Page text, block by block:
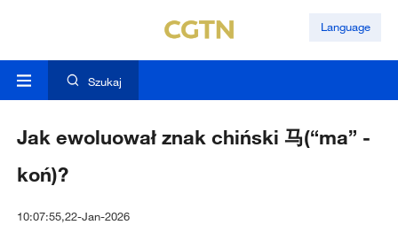
Language
Szukaj
Jak ewoluował znak chiński 马(“ma” -
koń)?
10:07:55,22-Jan-2026